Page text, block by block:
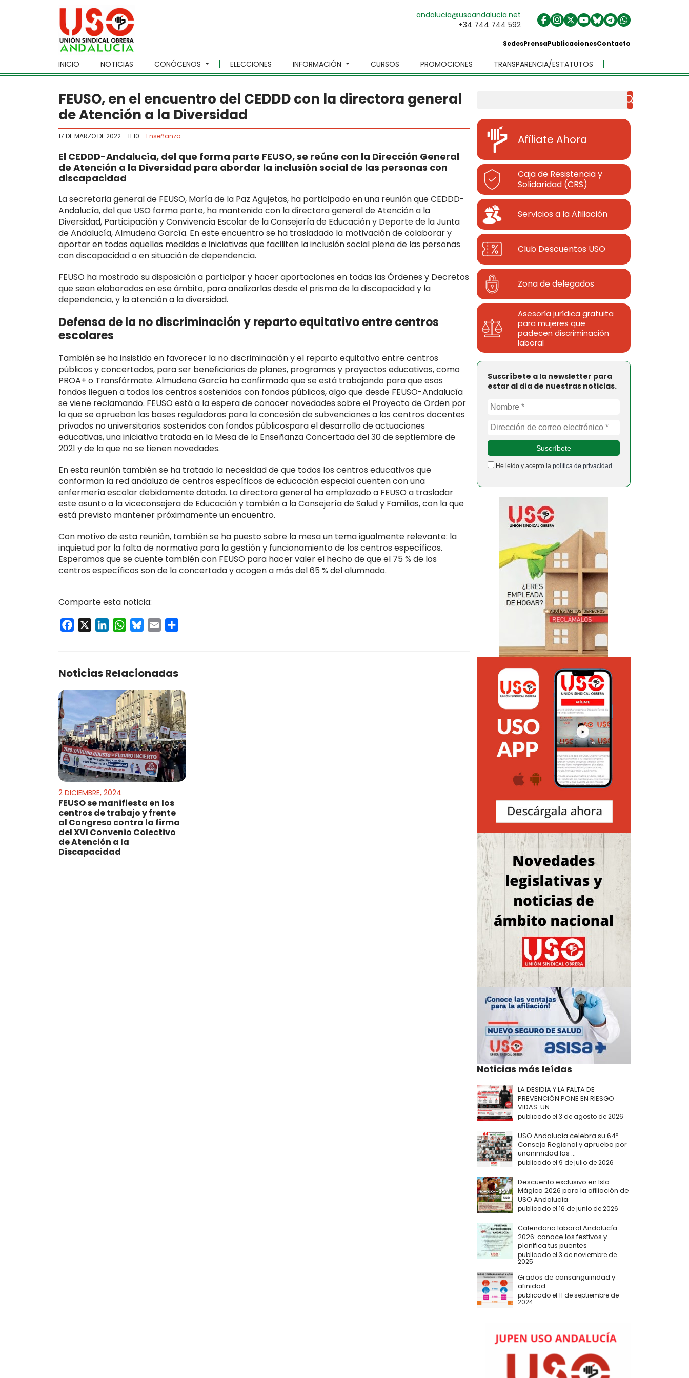
Skip to main content
andalucia@usoandalucia.net
+34 744 744 592
SedesPrensaPublicacionesContacto
INICIO NOTICIAS CONÓCENOS ELECCIONES INFORMACIÓN CURSOS PROMOCIONES TRANSPARENCIA/ESTATUTOS
FEUSO, en el encuentro del CEDDD con la directora general
de Atención a la Diversidad
17 DE MARZO DE 2022 - 11:10 - Enseñanza
El CEDDD-Andalucía, del que forma parte FEUSO, se reúne con la Dirección General
de Atención a la Diversidad para abordar la inclusión social de las personas con
discapacidad
La secretaria general de FEUSO, María de la Paz Agujetas, ha participado en una reunión que CEDDD-
Andalucía, del que USO forma parte, ha mantenido con la directora general de Atención a la
Diversidad, Participación y Convivencia Escolar de la Consejería de Educación y Deporte de la Junta
de Andalucía, Almudena García. En este encuentro se ha trasladado la motivación de colaborar y
aportar en todas aquellas medidas e iniciativas que faciliten la inclusión social plena de las personas
con discapacidad o en situación de dependencia.
FEUSO ha mostrado su disposición a participar y hacer aportaciones en todas las Órdenes y Decretos
que sean elaborados en ese ámbito, para analizarlas desde el prisma de la discapacidad y la
dependencia, y la atención a la diversidad.
Defensa de la no discriminación y reparto equitativo entre centros
escolares
También se ha insistido en favorecer la no discriminación y el reparto equitativo entre centros
públicos y concertados, para ser beneficiarios de planes, programas y proyectos educativos, como
PROA+ o Transfórmate. Almudena García ha confirmado que se está trabajando para que esos
fondos lleguen a todos los centros sostenidos con fondos públicos, algo que desde FEUSO-Andalucía
se viene reclamando. FEUSO está a la espera de conocer novedades sobre el Proyecto de Orden por
la que se aprueban las bases reguladoras para la concesión de subvenciones a los centros docentes
privados no universitarios sostenidos con fondos públicospara el desarrollo de actuaciones
educativas, una iniciativa tratada en la Mesa de la Enseñanza Concertada del 30 de septiembre de
2021 y de la que no se tienen novedades.
En esta reunión también se ha tratado la necesidad de que todos los centros educativos que
conforman la red andaluza de centros específicos de educación especial cuenten con una
enfermería escolar debidamente dotada. La directora general ha emplazado a FEUSO a trasladar
este asunto a la viceconsejera de Educación y también a la Consejería de Salud y Familias, con la que
está previsto mantener próximamente un encuentro.
Con motivo de esta reunión, también se ha puesto sobre la mesa un tema igualmente relevante: la
inquietud por la falta de normativa para la gestión y funcionamiento de los centros específicos.
Esperamos que se cuente también con FEUSO para hacer valer el hecho de que el 75 % de los
centros específicos son de la concertada y acogen a más del 65 % del alumnado.
Comparte esta noticia:
Facebook LinkedInWhatsApp
Bluesky
Email
Noticias Relacionadas
2 DICIEMBRE, 2024
FEUSO se manifiesta en los
centros de trabajo y frente
al Congreso contra la firma
del XVI Convenio Colectivo
de Atención a la
Discapacidad
Afíliate Ahora
Caja de Resistencia y
Solidaridad (CRS)
Servicios a la Afiliación
Club Descuentos USO
Zona de delegados
Asesoría jurídica gratuita
para mujeres que
padecen discriminación
laboral
Suscríbete a la newsletter para
estar al día de nuestras noticias.
He leído y acepto la política de privacidad
Noticias más leídas
LA DESIDIA Y LA FALTA DE
PREVENCIÓN PONE EN RIESGO
VIDAS: UN ...
publicado el 3 de agosto de 2026
USO Andalucía celebra su 64º
Consejo Regional y aprueba por
unanimidad las ...
publicado el 9 de julio de 2026
Descuento exclusivo en Isla
Mágica 2026 para la afiliación de
USO Andalucía
publicado el 16 de junio de 2026
Calendario laboral Andalucía
2026: conoce los festivos y
planifica tus puentes
publicado el 3 de noviembre de
2025
Grados de consanguinidad y
afinidad
publicado el 11 de septiembre de
2024